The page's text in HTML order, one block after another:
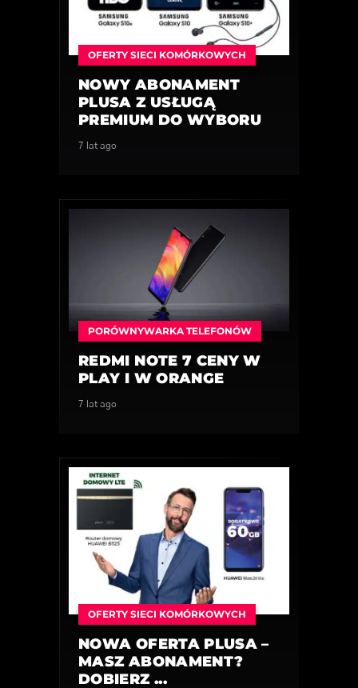
OFERTY SIECI KOMÓRKOWYCH
NOWY ABONAMENT
PLUSA Z USŁUGĄ
PREMIUM DO WYBORU
7 lat ago
PORÓWNYWARKA TELEFONÓW
REDMI NOTE 7 CENY W
PLAY I W ORANGE
7 lat ago
OFERTY SIECI KOMÓRKOWYCH
NOWA OFERTA PLUSA –
MASZ ABONAMENT?
DOBIERZ ...